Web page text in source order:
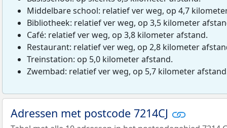
Middelbare school: relatief ver weg, op 4,7
Bibliotheek: relatief ver weg, op 3,5 kilometer
Café: relatief ver weg, op 3,8 kilometer afstand.
Restaurant: relatief ver weg, op 2,8 kilometer
Treinstation: op 5,0 kilometer afstand.
Zwembad: relatief ver weg, op 5,7 kilometer
Adressen met postcode 7214CJ